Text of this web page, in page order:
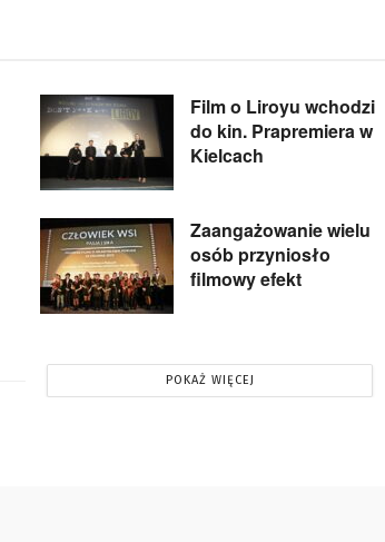
Film o Liroyu wchodzi
do kin. Prapremiera w
Kielcach
Zaangażowanie wielu
osób przyniosło
filmowy efekt
POKAŻ WIĘCEJ